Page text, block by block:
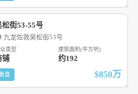
松街53-55号
九龙佐敦吴松街53号
类型
铺
建筑面积(平方呎)
约192
盘 $850万